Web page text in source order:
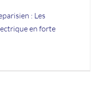
: Les
en forte